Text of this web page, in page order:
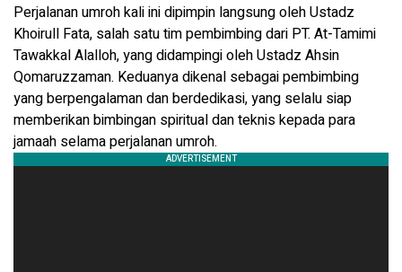
Perjalanan umroh kali ini dipimpin langsung oleh Ustadz
Khoirull Fata, salah satu tim pembimbing dari PT. At-Tamimi
Tawakkal Alalloh, yang didampingi oleh Ustadz Ahsin
Qomaruzzaman. Keduanya dikenal sebagai pembimbing
yang berpengalaman dan berdedikasi, yang selalu siap
memberikan bimbingan spiritual dan teknis kepada para
jamaah selama perjalanan umroh.